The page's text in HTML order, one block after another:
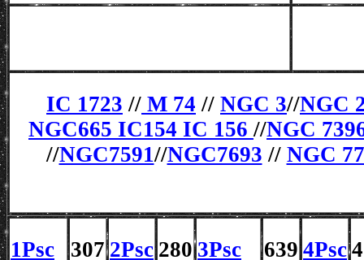
IC 1723 // M 74 // NGC 3//NGC
NGC665 IC154 IC 156//NGC
//NGC7591//NGC7693 // NGC
1Psc 307 2Psc 280 3Psc 639 4Psc